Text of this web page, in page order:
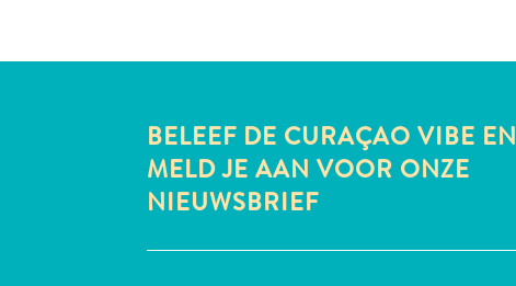
BELEEF DE CURAÇAO VIBE EN
MELD JE AAN VOOR ONZE
NIEUWSBRIEF